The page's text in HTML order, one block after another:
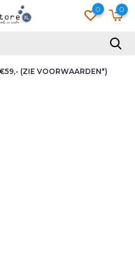
0 0
(ZIE VOORWAARDEN*)